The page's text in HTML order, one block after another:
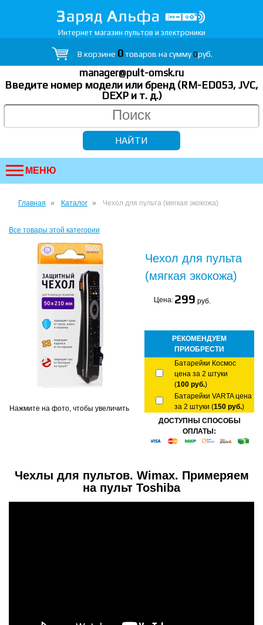
Интернет магазин пультов и электроники
В корзине 0товаров на сумму0руб.
manager@pult-omsk.ru
Введите номер модели или бренд (RM-ED053, JVC,
DEXP и т. д.)
МЕНЮ
Главная Каталог Чехол для пульта (мягкая экокожа)
Все товары этой категории
Нажмите на фото, чтобы увеличить
Чехол для пульта
(мягкая экокожа)
Цена: 299 руб.
РЕКОМЕНДУЕМ
ПРИОБРЕСТИ
Батарейки Космос
цена за 2 штуки
(100 руб.)
Батарейки VARTA цена
за 2 штуки (150 руб.)
ДОСТУПНЫ СПОСОБЫ
ОПЛАТЫ:
Чехлы для пультов. Wimax. Примеряем
на пульт Toshiba